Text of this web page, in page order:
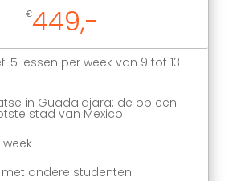
€449,-
5 lessen per week van 9 tot 13
in Guadalajara: de op een
stad van Mexico
week
andere studenten